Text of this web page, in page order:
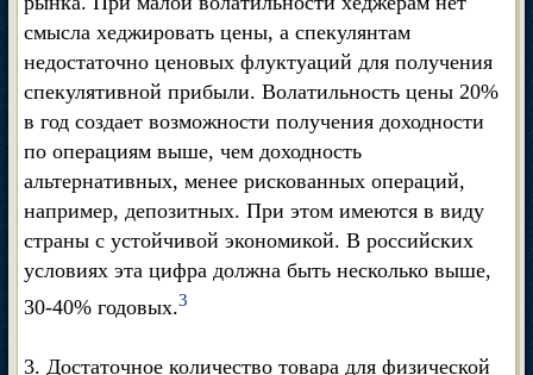
смысла хеджировать цены, а спекулянтам
недостаточно ценовых флуктуаций для получения
спекулятивной прибыли. Волатильность цены 20%
в год создает возможности получения доходности
по операциям выше, чем доходность
альтернативных, менее рискованных операций,
например, депозитных. При этом имеются в виду
страны с устойчивой экономикой. В российских
условиях эта цифра должна быть несколько выше,
30-40% годовых.3
3. Достаточное количество товара для физической